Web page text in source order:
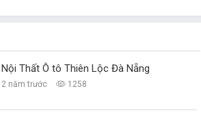
Nội Thất Ô tô Thiên Lộc Đà Nẵng
2 năm trước 1258